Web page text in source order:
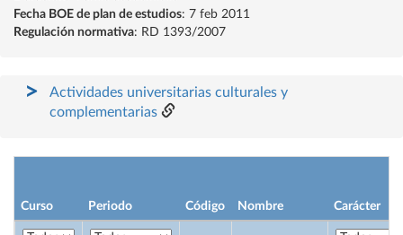
Fecha BOE de plan de estudios: 7 feb 2011
Regulación normativa: RD 1393/2007
Actividades universitarias culturales y
complementarias
Curso Periodo Código Nombre Carácter